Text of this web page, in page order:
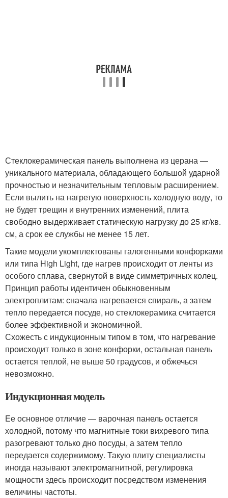
Стеклокерамическая панель выполнена из церана —
уникального материала, обладающего большой ударной
прочностью и незначительным тепловым расширением.
Если вылить на нагретую поверхность холодную воду, то
не будет трещин и внутренних изменений, плита
свободно выдерживает статическую нагрузку до 25 кг/кв.
см, а срок ее службы не менее 15 лет.
Такие модели укомплектованы галогенными конфорками
или типа High Light, где нагрев происходит от ленты из
особого сплава, свернутой в виде симметричных колец.
Принцип работы идентичен обыкновенным
электроплитам: сначала нагревается спираль, а затем
тепло передается посуде, но стеклокерамика считается
более эффективной и экономичной.
Схожесть с индукционным типом в том, что нагревание
происходит только в зоне конфорки, остальная панель
остается теплой, не выше 50 градусов, и обжечься
невозможно.
Индукционная модель
Ее основное отличие — варочная панель остается
холодной, потому что магнитные токи вихревого типа
разогревают только дно посуды, а затем тепло
передается содержимому. Такую плиту специалисты
иногда называют электромагнитной, регулировка
мощности здесь происходит посредством изменения
величины частоты.